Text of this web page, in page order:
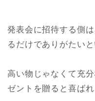
発表会に招待する側
るだけでありがたい
高い物じゃなくて充
ゼントを贈ると喜ばれ